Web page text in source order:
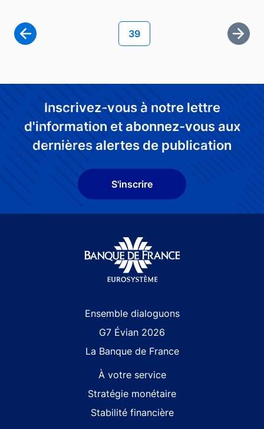
Page courante
39
Inscrivez-vous à notre lettre
d'information et abonnez-vous aux
dernières alertes de publication
S'inscrire
Ensemble dialoguons
G7 Évian 2026
La Banque de France
À votre service
Stratégie monétaire
Stabilité financière